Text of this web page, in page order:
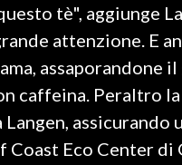
tè", aggiunge
attenzione. E
assaporandone
caffeina. Peraltro
Langen,
Eco Center di